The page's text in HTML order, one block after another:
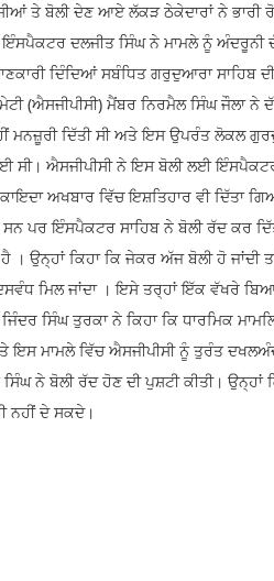
ਤੇ ਬੋਲੀ ਦੇਣ ਆਏ ਲੱਕੜ ਠੇਕੇਦਾਰਾਂ ਨੇ ਭਾਰੀ
ਦਲਜੀਤ ਸਿੰਘ ਨੇ ਮਾਮਲੇ ਨੂੰ
ਦਿੰਦਿਆਂ ਸਬੰਧਿਤ ਗਰੁਦੁਆਰਾ ਸਾਹਿਬ
(ਐਸਜੀਪੀਸੀ) ਮੈਂਬਰ ਨਿਰਮੈਲ ਸਿੰਘ ਜੌਲਾ ਨੇ
ਮਨਜ਼ੂਰੀ ਦਿੱਤੀ ਸੀ ਅਤੇ ਇਸ ਉਪਰੰਤ ਲੋਕਲ
ਸੀ। ਐਸਜੀਪੀਸੀ ਨੇ ਇਸ ਬੋਲੀ ਲਈ
ਅਖਬਾਰ ਵਿੱਚ ਇਸ਼ਤਿਹਾਰ ਵੀ ਦਿੱਤਾ
ਪਰ ਇੰਸਪੈਕਟਰ ਸਾਹਿਬ ਨੇ ਬੋਲੀ ਰੱਦ ਕਰ
ਕਿਹਾ ਕਿ ਜੇਕਰ ਅੱਜ ਬੋਲੀ ਹੋ ਜਾਂਦੀ
ਮਿਲ ਜਾਂਦਾ । ਇਸੇ ਤਰ੍ਹਾਂ ਇੱਕ ਵੱਖਰੇ
ਸਿੰਘ ਤੁਰਕਾ ਨੇ ਕਿਹਾ ਕਿ ਧਾਰਮਿਕ
ਮਾਮਲੇ ਵਿੱਚ ਐਸਜੀਪੀਸੀ ਨੂੰ ਤੁਰੰਤ
ਨੇ ਬੋਲੀ ਰੱਦ ਹੋਣ ਦੀ ਪੁਸ਼ਟੀ ਕੀਤੀ। ਉਨ੍ਹਾਂ
ਨਹੀਂ ਦੇ ਸਕਦੇ।